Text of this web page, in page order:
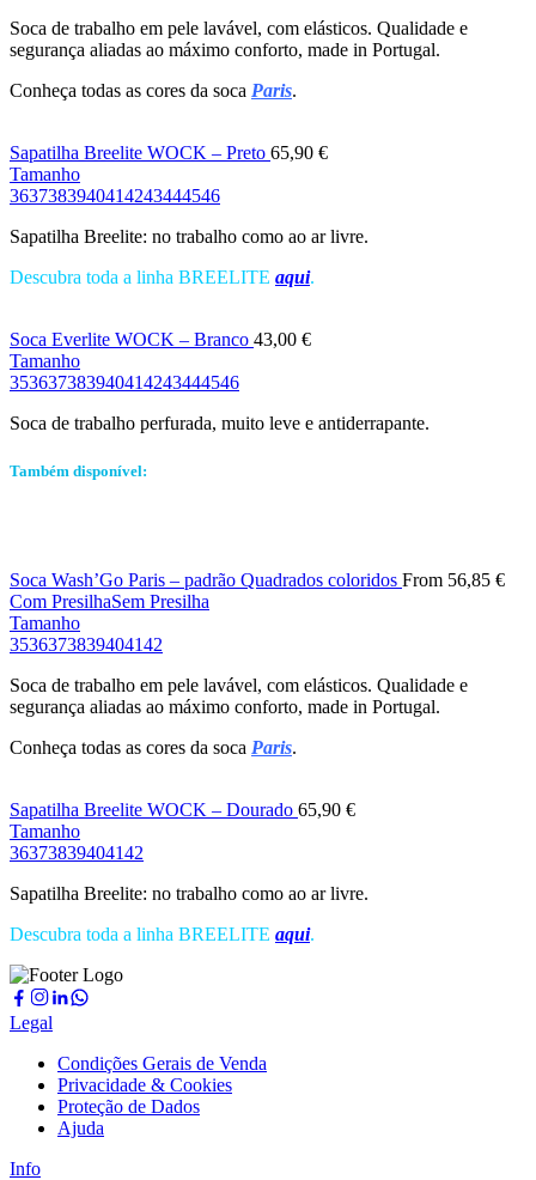
Soca de trabalho em pele lavável, com elásticos. Qualidade e
segurança aliadas ao máximo conforto, made in Portugal.
Conheça todas as cores da soca Paris.
Sapatilha Breelite WOCK – Preto 65,90 €
Tamanho
3637383940414243444546
Sapatilha Breelite: no trabalho como ao ar livre.
Descubra toda a linha BREELITE aqui.
Soca Everlite WOCK – Branco 43,00 €
Tamanho
353637383940414243444546
Soca de trabalho perfurada, muito leve e antiderrapante.
Também disponível:
Soca Wash’Go Paris – padrão Quadrados coloridos From 56,85 €
Com PresilhaSem Presilha
Tamanho
3536373839404142
Soca de trabalho em pele lavável, com elásticos. Qualidade e
segurança aliadas ao máximo conforto, made in Portugal.
Conheça todas as cores da soca Paris.
Sapatilha Breelite WOCK – Dourado 65,90 €
Tamanho
36373839404142
Sapatilha Breelite: no trabalho como ao ar livre.
Descubra toda a linha BREELITE aqui.
Legal
Condições Gerais de Venda
Privacidade & Cookies
Proteção de Dados
Ajuda
Info